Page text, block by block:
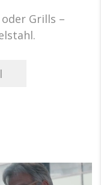
Grills –